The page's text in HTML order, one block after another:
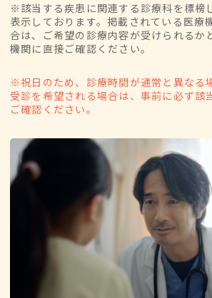
※該当する疾患に関連する診療科を標榜
表示しております。掲載されている医療
合は、ご希望の診療内容が受けられるか
機関に直接ご確認ください。
※祝日のため、診療時間が通常と異なる
受診を希望される場合は、事前に必ず該
ご確認ください。